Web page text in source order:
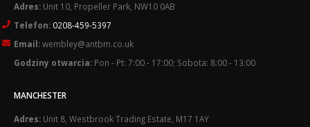
Adres: Unit 10, Propeller Park, NW10 0AB
Telefon: 0208-459-5397
Email:wembley@antbm.co.uk
Godziny otwarcia: Pon - Pt: 7:00 - 17:00; Sobota: 8:00 - 13:00
MANCHESTER
Adres: Unit 8, Westbrook Trading Estate, M17 1AY